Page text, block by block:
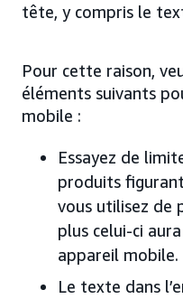
tête, y compris le
Pour cette raison,
éléments suivants
mobile :
Essayez de
produits
vous utilisez de
plus celui-ci
appareil mobile.
Le texte dans